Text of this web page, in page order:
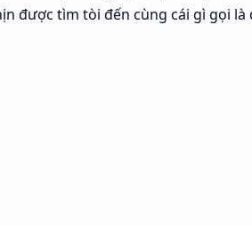
được tìm tòi đến cùng cái gì gọi là